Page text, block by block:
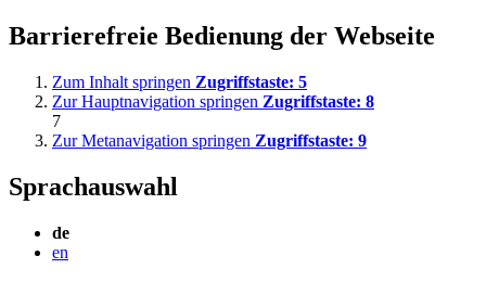
Barrierefreie Bedienung der Webseite
Zum Inhalt springen Zugriffstaste: 5
Zur Hauptnavigation springen Zugriffstaste: 8
7
Zur Metanavigation springen Zugriffstaste: 9
Sprachauswahl
de
en